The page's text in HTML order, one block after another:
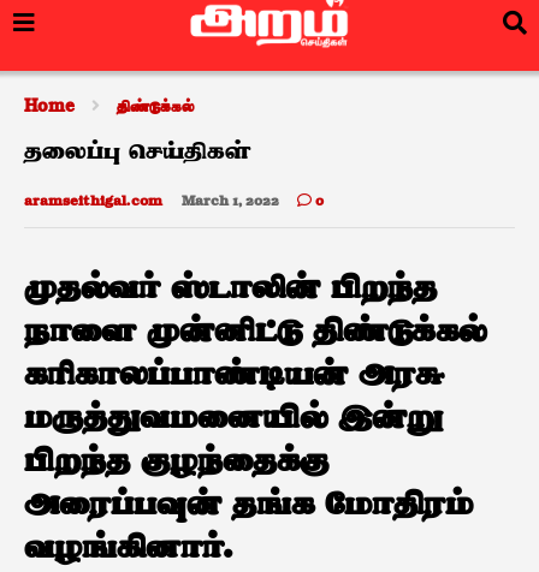
Home திண்டுக்கல்
தலைப்பு செய்திகள்
aramseithigal.com March 1, 2022 0
முதல்வர் ஸ்டாலின் பிறந்த
நாளை முன்னிட்டு திண்டுக்கல்
கரிகாலப்பாண்டியன் அரசு
மருத்துவமனையில் இன்று
பிறந்த குழந்தைக்கு
அரைப்பவுன் தங்க மோதிரம்
வழங்கினார்.